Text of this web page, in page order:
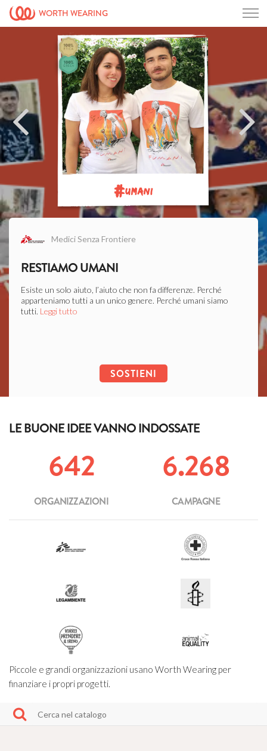
WORTH WEARING
#UMANI
Medici Senza Frontiere
RESTIAMO UMANI
Esiste un solo aiuto, l’aiuto che non fa differenze. Perché
apparteniamo tutti a un unico genere. Perché umani siamo
tutti. Leggi tutto
SOSTIENI
LE BUONE IDEE VANNO INDOSSATE
642
ORGANIZZAZIONI
6.268
CAMPAGNE
Piccole e grandi organizzazioni usano Worth Wearing per
finanziare i propri progetti.